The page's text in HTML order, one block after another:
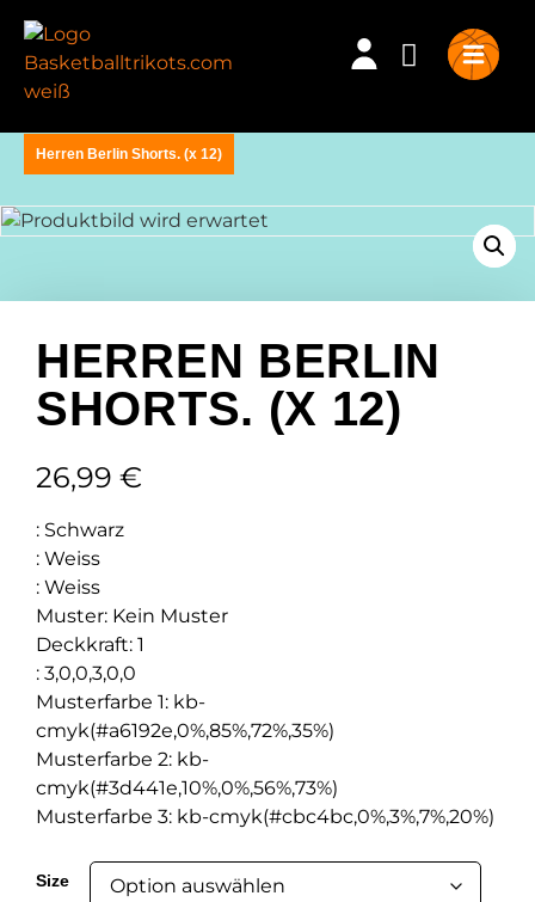
Herren Berlin Shorts. (x 12)
HERREN BERLIN
SHORTS. (X 12)
26,99 €
: Schwarz
: Weiss
: Weiss
Muster: Kein Muster
Deckkraft: 1
: 3,0,0,3,0,0
Musterfarbe 1: kb-
cmyk(#a6192e,0%,85%,72%,35%)
Musterfarbe 2: kb-
cmyk(#3d441e,10%,0%,56%,73%)
Musterfarbe 3: kb-cmyk(#cbc4bc,0%,3%,7%,20%)
Size